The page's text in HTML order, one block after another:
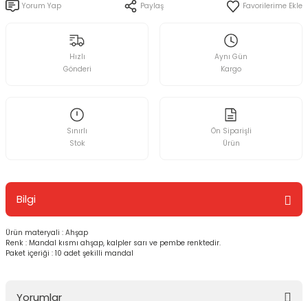
Yorum Yap Paylaş
Hızlı
Gönderi
Aynı Gün
Kargo
Sınırlı
Stok
Ön Siparişli
Ürün
Bilgi
Ürün materyali : Ahşap
Renk : Mandal kısmı ahşap, kalpler sarı ve pembe renktedir.
Paket içeriği : 10 adet şekilli mandal
Yorumlar